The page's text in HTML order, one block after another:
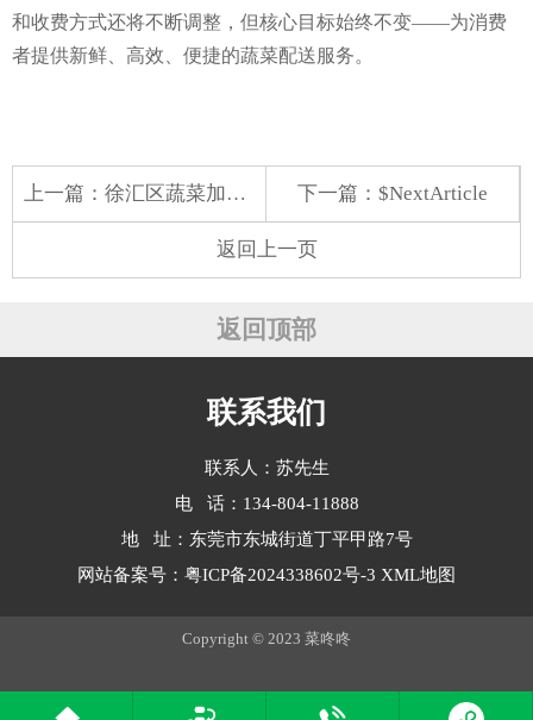
和收费方式还将不断调整，但核心目标始终不变——为消费
者提供新鲜、高效、便捷的蔬菜配送服务。
上一篇： 徐汇区蔬菜加工配送排名 下一篇：$NextArticle
返回上一页
返回顶部
联系我们
联系人：苏先生
电 话：134-804-11888
地 址：东莞市东城街道丁平甲路7号
网站备案号： 粤ICP备2024338602号-3 XML地图
Copyright © 2023 菜咚咚